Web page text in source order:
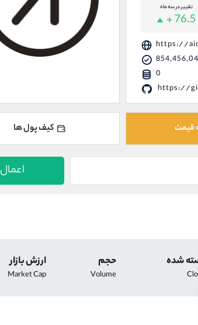
تغییر در سه ماه
+ 76.5
https://
0
https://
قیمت کیف پول ها
اعمال
شده حجم
Volume
ارزش بازار
Market Cap